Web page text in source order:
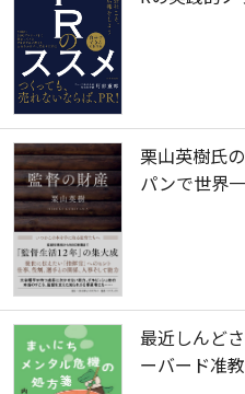
栗山英樹氏
パンで世界
最近しんど
ーバード准